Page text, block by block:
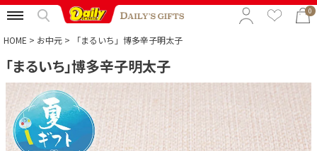
0
特集から選ぶ
予算から選ぶ
カテゴリから選ぶ
HOME お中元 「まるいち」博多辛子明太子
「まるいち」博多辛子明太子